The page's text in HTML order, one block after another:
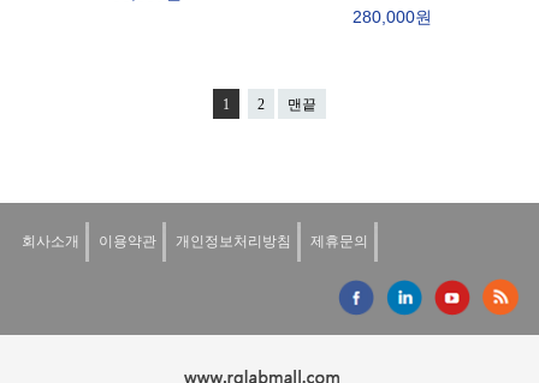
280,000원
1 2 맨끝
회사소개 이용약관 개인정보처리방침 제휴문의